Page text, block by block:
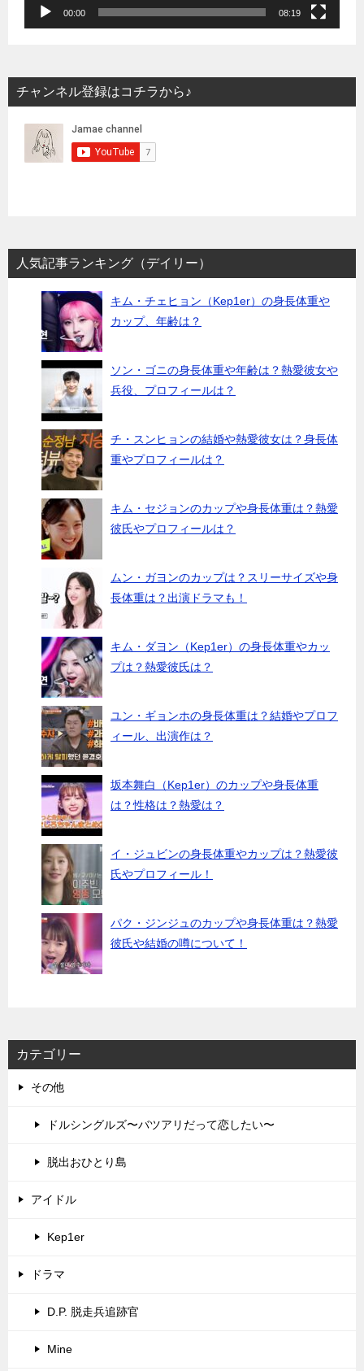
00:00 08:19
チャンネル登録はコチラから♪
人気記事ランキング（デイリー）
キム・チェヒョン（Kep1er）の身長体重や
カップ、年齢は？
ソン・ゴニの身長体重や年齢は？熱愛彼女や
兵役、プロフィールは？
チ・スンヒョンの結婚や熱愛彼女は？身長体
重やプロフィールは？
キム・セジョンのカップや身長体重は？熱愛
彼氏やプロフィールは？
ムン・ガヨンのカップは？スリーサイズや身
長体重は？出演ドラマも！
キム・ダヨン（Kep1er）の身長体重やカッ
プは？熱愛彼氏は？
ユン・ギョンホの身長体重は？結婚やプロフ
ィール、出演作は？
坂本舞白（Kep1er）のカップや身長体重
は？性格は？熱愛は？
イ・ジュビンの身長体重やカップは？熱愛彼
氏やプロフィール！
パク・ジンジュのカップや身長体重は？熱愛
彼氏や結婚の噂について！
カテゴリー
その他
ドルシングルズ〜バツアリだって恋したい〜
脱出おひとり島
アイドル
Kep1er
ドラマ
D.P. 脱走兵追跡官
Mine